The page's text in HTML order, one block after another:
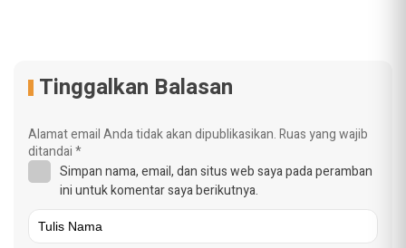
Tinggalkan Balasan
Alamat email Anda tidak akan dipublikasikan.Ruas yang wajib
ditandai*
Simpan nama, email, dan situs web saya pada peramban
ini untuk komentar saya berikutnya.